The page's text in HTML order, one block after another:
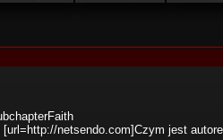
[url=http://netsendo.com]Czym jest